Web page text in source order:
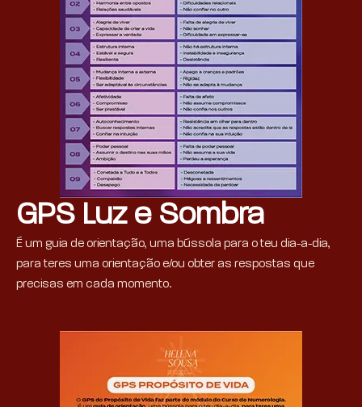
GPS Luz e Sombra
É um guia de orientação, uma bússola para o teu dia-a-dia,
para teres uma orientação e/ou obter as respostas que
precisas em cada momento.